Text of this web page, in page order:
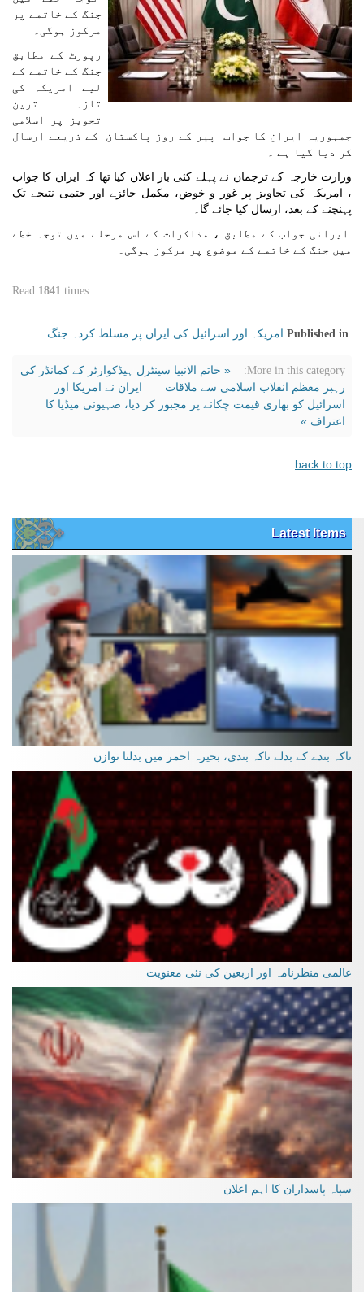
جنگ کے خاتمے پر
مرکوز ہوگی۔
رپورٹ کے مطابق
جنگ کے خاتمے کے
لیے امریکہ کی
تازہ ترین
تجویز پر اسلامی
جمہوریہ ایران کا جواب پیر کے روز پاکستان کے ذریعے ارسال
کر دیا گيا ہے ۔
وزارت خارجہ کے ترجمان نے پہلے کئی بار اعلان کیا تھا کہ ایران کا جواب
، امریکہ کی تجاویز پر غور و خوض، مکمل جائزے اور حتمی نتیجے تک
پہنچنے کے بعد، ارسال کیا جائے گا۔
ایرانی جواب کے مطابق ، مذاکرات کے اس مرحلے میں توجہ خطے
میں جنگ کے خاتمے کے موضوع پر مرکوز ہوگی۔
Read 1841 times
Published in امریکہ اور اسرائیل کی ایران پر مسلط کردہ جنگ
More in this category:
« خاتم الانبیا سینٹرل ہیڈکوارٹر کے کمانڈر کی
رہبر معظم انقلاب اسلامی سے ملاقات
ایران نے امریکا اور
اسرائیل کو بھاری قیمت چکانے پر مجبور کر دیا، صہیونی میڈیا کا
اعتراف »
back to top
Latest Items
ناکہ بندے کے بدلے ناکہ بندی، بحیرہ احمر میں بدلتا توازن
عالمی منظرنامہ اور اربعین کی نئی معنویت
سپاہ پاسداران کا اہم اعلان